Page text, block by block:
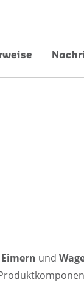
Eimern und